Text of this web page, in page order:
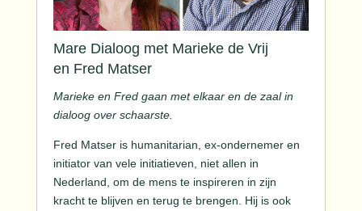
Mare Dialoog met Marieke de Vrij
en Fred Matser
Marieke en Fred gaan met elkaar en de zaal in
dialoog over schaarste.
Fred Matser is humanitarian, ex-ondernemer en
initiator van vele initiatieven, niet allen in
Nederland, om de mens te inspireren in zijn
kracht te blijven en terug te brengen. Hij is ook